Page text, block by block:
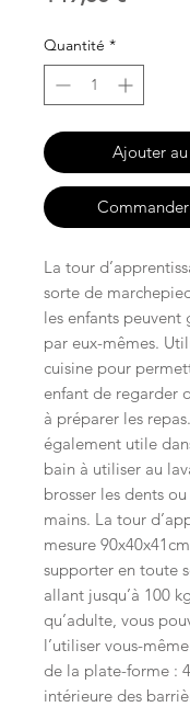
Quantité *
Ajouter
La tour
sorte de
les enfants
par eux-mêmes.
cuisine pour
enfant de regarder
à préparer les
également utile
bain à utiliser au
brosser les dents
mains. La tour
mesure
supporter en toute
allant jusqu’à 100
qu’adulte, vous
l’utiliser vous-
de la plate-forme :
intérieure des